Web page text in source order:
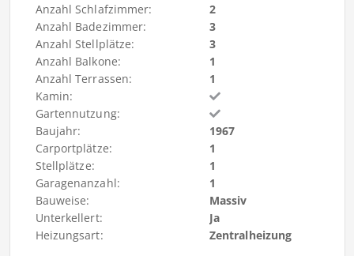
Anzahl Schlafzimmer:
2
Anzahl Badezimmer:
3
Anzahl Stellplätze:
3
Anzahl Balkone:
1
Anzahl Terrassen:
1
Kamin:
Gartennutzung:
Baujahr:
1967
Carportplätze:
1
Stellplätze:
1
Garagenanzahl:
1
Bauweise:
Massiv
Unterkellert:
Ja
Heizungsart:
Zentralheizung